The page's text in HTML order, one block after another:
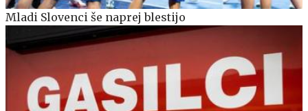
Mladi Slovenci še naprej blestijo